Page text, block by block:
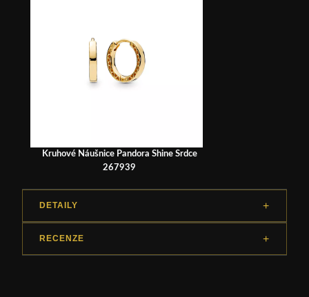
Kruhové Náušnice Pandora Shine Srdce
267939
DETAILY
RECENZE